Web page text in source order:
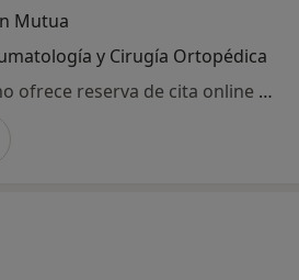
Mutua
y Cirugía Ortopédica
Este especialista no ofrece reserva de cita online en esta dirección.